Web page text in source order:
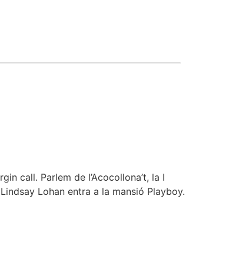
call. Parlem de l’Acocollona’t, la I
Lohan entra a la mansió Playboy.